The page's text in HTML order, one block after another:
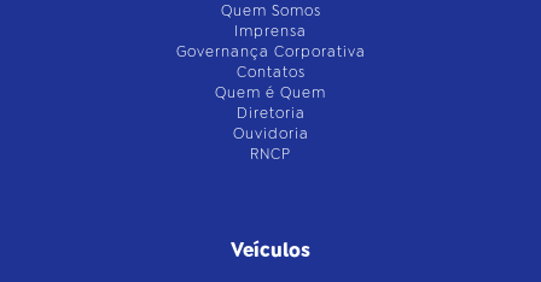
Quem Somos
Imprensa
Governança Corporativa
Contatos
Quem é Quem
Diretoria
Ouvidoria
RNCP
Veículos